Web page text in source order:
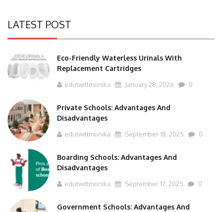
LATEST POST
Eco-Friendly Waterless Urinals With
Replacement Cartridges
edutwittmonika January 28, 2026 0
Private Schools: Advantages And
Disadvantages
edutwittmonika September 18, 2025 0
Boarding Schools: Advantages And
Disadvantages
edutwittmonika September 17, 2025 0
Government Schools: Advantages And